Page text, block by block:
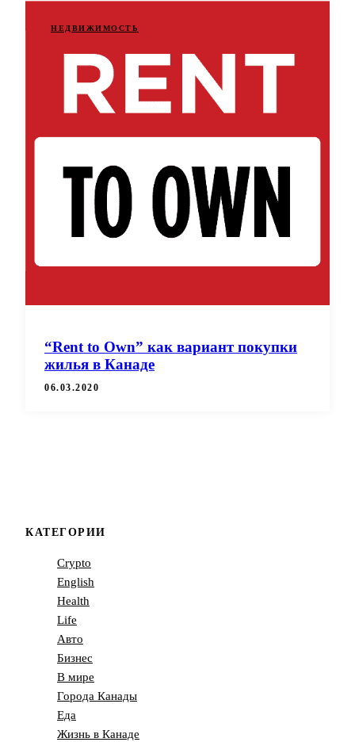
НЕДВИЖИМОСТЬ
“Rent to Own” как вариант покупки
жилья в Канаде
06.03.2020
КАТЕГОРИИ
Crypto
English
Health
Life
Авто
Бизнес
В мире
Города Канады
Еда
Жизнь в Канаде